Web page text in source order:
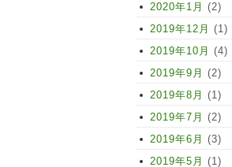
2020年1月 (2)
2019年12月 (1)
2019年10月 (4)
2019年9月 (2)
2019年8月 (1)
2019年7月 (2)
2019年6月 (3)
2019年5月 (1)